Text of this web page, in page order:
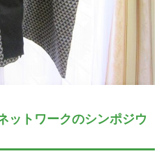
ットワークのシンポジウ